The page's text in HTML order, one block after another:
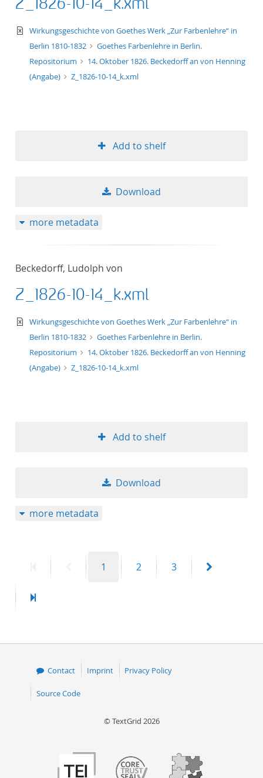
Z_1826-10-14_k.xml
text/xml
Wirkungsgeschichte von Goethes Werk „Zur Farbenlehre“ in
Berlin 1810-1832
Goethes Farbenlehre in Berlin.
Repositorium
14. Oktober 1826. Beckedorff an von Henning
(Angabe)
Z_1826-10-14_k.xml
Add to shelf
Download
more metadata
Beckedorff, Ludolph von
Z_1826-10-14_k.xml
text/xml
Wirkungsgeschichte von Goethes Werk „Zur Farbenlehre“ in
Berlin 1810-1832
Goethes Farbenlehre in Berlin.
Repositorium
14. Oktober 1826. Beckedorff an von Henning
(Angabe)
Z_1826-10-14_k.xml
Add to shelf
Download
more metadata
PreviousPage
1 Page
2 Page
3
Next
Last
Contact Imprint Privacy Policy
Source Code
© TextGrid 2026